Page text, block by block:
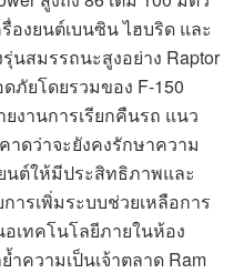
องยนต์เบนซิน ไฮบริด และ
นสมรรถนะสูงอย่าง Raptor
ภัยโดยรวมของ F-150
งานการเรียกคืนรถ แนว
าดว่าจะยังคงรักษาความ
นต์ให้มีประสิทธิภาพและ
รเพิ่มระบบช่วยเหลือการ
เทคโนโลยีภายในห้อง
ความเป็นเจ้าตลาด Ram